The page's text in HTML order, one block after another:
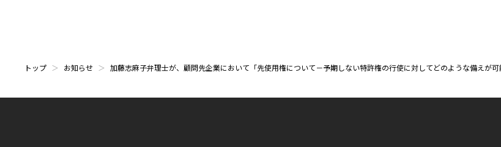
トップ お知らせ 加藤志麻子弁理士が、顧問先企業において「先使用権について－予期しない特許権の行使に対してどのような備えが可